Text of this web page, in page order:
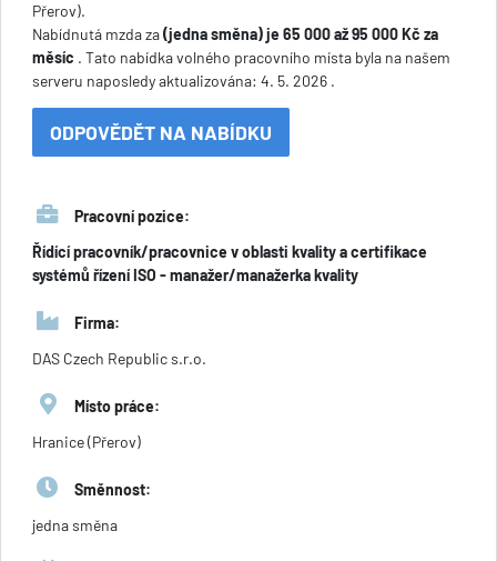
Přerov).
Nabídnutá mzda za(jedna směna) je 65 000 až 95 000 Kč za
měsíc . Tato nabídka volného pracovního místa byla na našem
serveru naposledy aktualizována: 4. 5. 2026 .
ODPOVĚDĚT NA NABÍDKU
Pracovní pozice:
Řídící pracovník/pracovnice v oblasti kvality a certifikace
systémů řízení ISO - manažer/manažerka kvality
Firma:
DAS Czech Republic s.r.o.
Místo práce:
Hranice (Přerov)
Směnnost:
jedna směna